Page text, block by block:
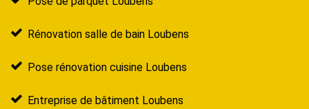
Rénovation salle de bain Loubens
Pose rénovation cuisine Loubens
Entreprise de bâtiment Loubens